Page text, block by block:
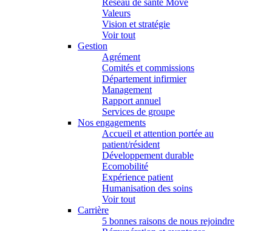
Réseau de santé Move
Valeurs
Vision et stratégie
Voir tout
Gestion
Agrément
Comités et commissions
Département infirmier
Management
Rapport annuel
Services de groupe
Nos engagements
Accueil et attention portée au
patient/résident
Développement durable
Ecomobilité
Expérience patient
Humanisation des soins
Voir tout
Carrière
5 bonnes raisons de nous rejoindre